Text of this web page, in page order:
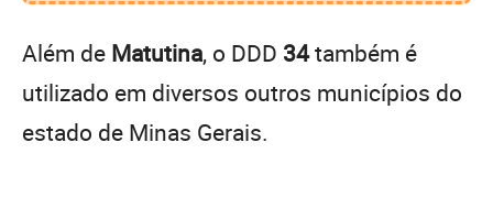
Além de Matutina, o DDD 34também é
utilizado em diversos outros municípios do
estado de Minas Gerais.